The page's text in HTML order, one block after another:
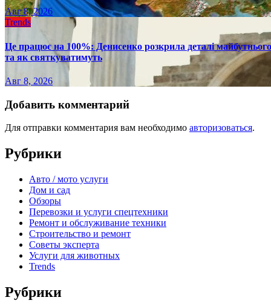
Авг 8, 2026
Trends
Це працює на 100%: Денисенко розкрила деталі майбутнього
та як святкуватимуть
Авг 8, 2026
Добавить комментарий
Для отправки комментария вам необходимо авторизоваться.
Рубрики
Авто / мото услуги
Дом и сад
Обзоры
Перевозки и услуги спецтехники
Ремонт и обслуживание техники
Строительство и ремонт
Советы эксперта
Услуги для животных
Trends
Рубрики